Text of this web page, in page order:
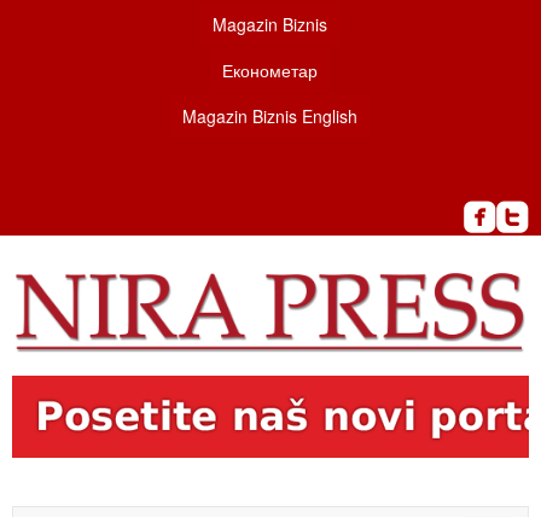
Magazin Biznis
Економетар
Magazin Biznis English